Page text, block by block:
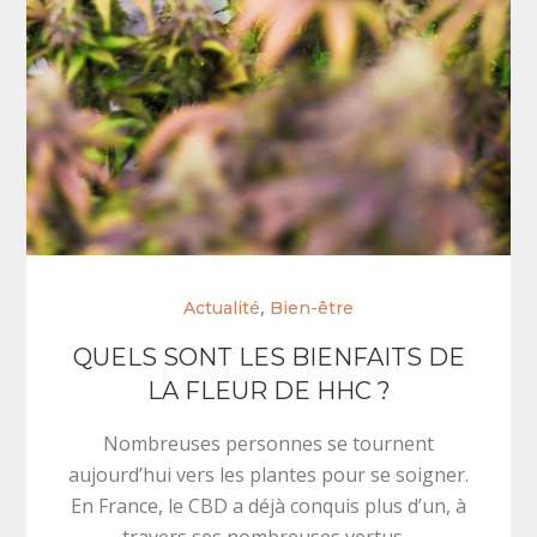
Actualité, Bien-être
QUELS SONT LES BIENFAITS DE
LA FLEUR DE HHC ?
Nombreuses personnes se tournent
aujourd’hui vers les plantes pour se soigner.
En France, le CBD a déjà conquis plus d’un, à